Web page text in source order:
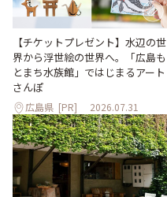
【チケットプレゼント】水辺の世
界から浮世絵の世界へ。「広島も
とまち水族館」ではじまるアート
さんぽ
広島県 [PR] 2026.07.31